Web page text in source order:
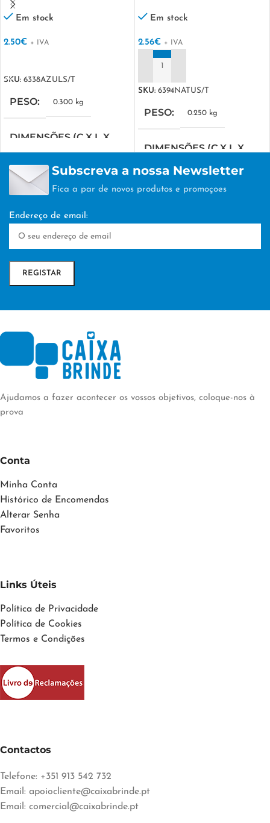
Em stock
2.50€ + IVA
SKU: 6338AZULS/T
PESO 0.300 kg
DIMENSÕES (C X L X
A)
42 × 22 × 16 cm
TÉCNICA DE
DTF/Serigrafia
Em stock
2.56€ + IVA
SKU: 6394NATUS/T
PESO 0.250 kg
DIMENSÕES (C X L X
30 × 14 × 21 cm
TÉCNICA DE
Subscreva a nossa Newsletter
Fica a par de novos produtos e promoçoes
Endereço de email:
Ajudamos a fazer acontecer os vossos objetivos, coloque-nos à
prova
Conta
Minha Conta
Histórico de Encomendas
Alterar Senha
Favoritos
Links Úteis
Política de Privacidade
Política de Cookies
Termos e Condições
Contactos
Telefone: +351 913 542 732
Email: apoiocliente@caixabrinde.pt
Email: comercial@caixabrinde.pt